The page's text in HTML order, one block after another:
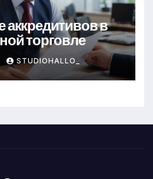
в
торговле
STUDIOHALLO_